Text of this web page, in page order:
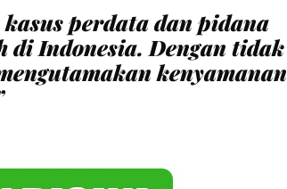
perdata dan pidana
di Indonesia. Dengan tidak
kenyamanan